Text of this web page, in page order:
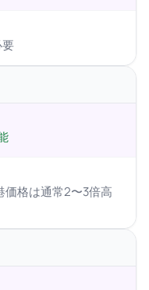
格は通常2〜3倍高